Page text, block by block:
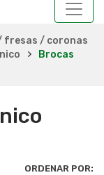
fresas / coronas
Brocas
ORDENAR POR: